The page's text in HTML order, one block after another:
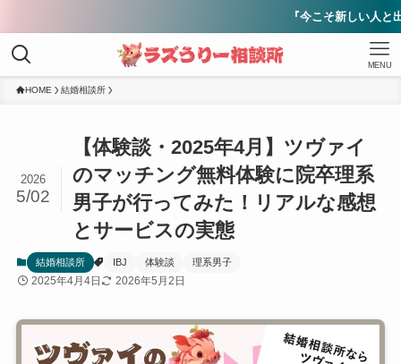
『今こそ新しい人と出会うタイミング』
MENU
HOME 結婚相談所
【体験談・2025年4月】ツヴァイ
のマッチング無料体験に院卒理系
男子が行ってみた！リアルな感想
とサービスの実態
2026
5/02
結婚相談所 IBJ 体験談 理系男子
2025年4月4日 2026年5月2日